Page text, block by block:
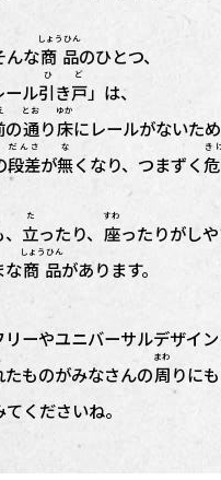
んな商品
しょうひん
のひとつ、
ール引き戸
ひ ど
」は、
の通
とお
り床
ゆか
にレールがないため
段差
だんさ
が無
な
くなり、つまずく
き
立
た
ったり、 座
すわ
ったりがし
な商品
しょうひん
があります。
リーやユニバーサルデザイ
たものがみなさんの周
まわ
りに
てくださいね。